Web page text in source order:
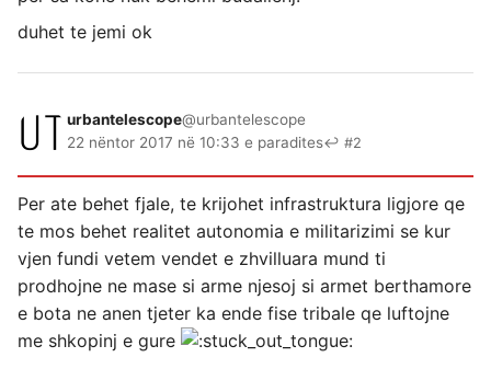
duhet te jemi ok
urbantelescope@urbantelescope
22 nëntor 2017 në 10:33 e paradites↩ #2
Per ate behet fjale, te krijohet infrastruktura ligjore qe
te mos behet realitet autonomia e militarizimi se kur
vjen fundi vetem vendet e zhvilluara mund ti
prodhojne ne mase si arme njesoj si armet berthamore
e bota ne anen tjeter ka ende fise tribale qe luftojne
me shkopinj e gure